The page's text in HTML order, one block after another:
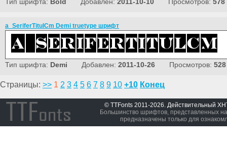
a_SeriferTitulCm Demi truetype шрифт
Тип шрифта: Demi Добавлен: 2011-10-26 Просмотров: 528
Страницы: >> 1 2 3 4 5 6 7 8 9 10 +10 Конец
© TTFonts 2011-2026. Действительный
Большинство шрифтов, представленных
предназначены только для